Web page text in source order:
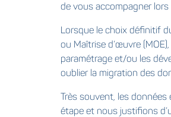
de vous accompagner
Lorsque le choix définitif
ou Maîtrise d’œuvre
paramétrage et/ou les
oublier la migration des
Très souvent, les
étape et nous justifions